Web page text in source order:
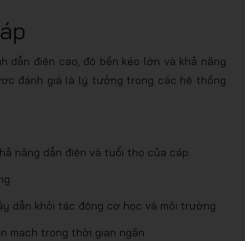
điện cao, độ bền kéo lớn và khả năng
đánh giá là lý tưởng trong các hệ thống
năng dẫn điện và tuổi thọ của cáp.
dẫn khỏi tác động cơ học và môi trường.
mạch trong thời gian ngắn.